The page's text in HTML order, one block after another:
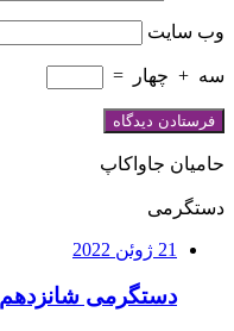
وب‌ سایت
سه + چهار =
حامیان جاواکاپ
دستگرمی
21 ژوئن 2022
دستگرمی شانزدهم